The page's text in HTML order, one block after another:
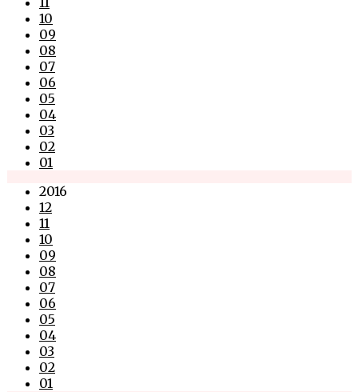
10
09
08
07
06
05
04
03
02
01
2016
12
11
10
09
08
07
06
05
04
03
02
01